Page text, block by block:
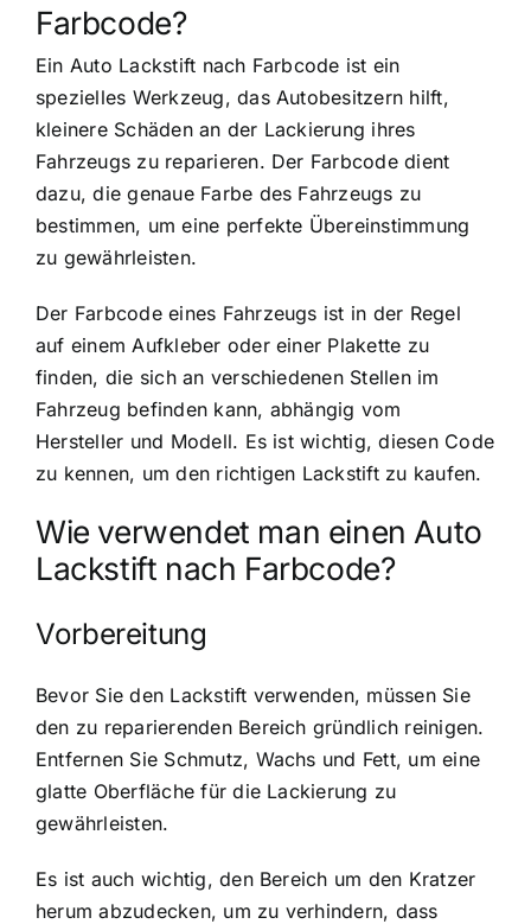
Farbcode?
Ein Auto Lackstift nach Farbcode ist ein
spezielles Werkzeug, das Autobesitzern hilft,
kleinere Schäden an der Lackierung ihres
Fahrzeugs zu reparieren. Der Farbcode dient
dazu, die genaue Farbe des Fahrzeugs zu
bestimmen, um eine perfekte Übereinstimmung
zu gewährleisten.
Der Farbcode eines Fahrzeugs ist in der Regel
auf einem Aufkleber oder einer Plakette zu
finden, die sich an verschiedenen Stellen im
Fahrzeug befinden kann, abhängig vom
Hersteller und Modell. Es ist wichtig, diesen Code
zu kennen, um den richtigen Lackstift zu kaufen.
Wie verwendet man einen Auto
Lackstift nach Farbcode?
Vorbereitung
Bevor Sie den Lackstift verwenden, müssen Sie
den zu reparierenden Bereich gründlich reinigen.
Entfernen Sie Schmutz, Wachs und Fett, um eine
glatte Oberfläche für die Lackierung zu
gewährleisten.
Es ist auch wichtig, den Bereich um den Kratzer
herum abzudecken, um zu verhindern, dass